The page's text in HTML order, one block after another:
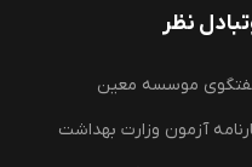
نظر
موسسه معین
آزمون وزارت بهداشت